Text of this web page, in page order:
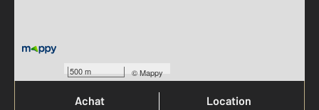
500 m ©Mappy
Votre agence est notée
Achat
Location